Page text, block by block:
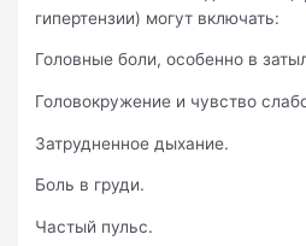
гипертензии) могут включать:
Головные боли, особенно в
Головокружение и чувство
Затрудненное дыхание.
Боль в груди.
Частый пульс.